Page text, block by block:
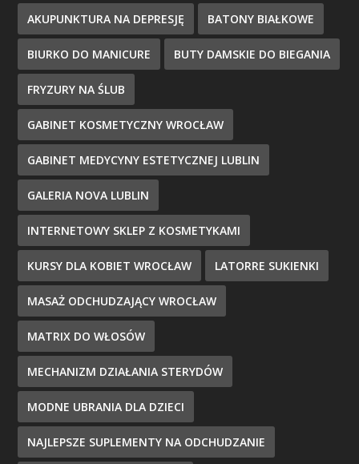
AKUPUNKTURA NA DEPRESJĘ BATONY BIAŁKOWE
BIURKO DO MANICURE BUTY DAMSKIE DO BIEGANIA
FRYZURY NA ŚLUB
GABINET KOSMETYCZNY WROCŁAW
GABINET MEDYCYNY ESTETYCZNEJ LUBLIN
GALERIA NOVA LUBLIN
INTERNETOWY SKLEP Z KOSMETYKAMI
KURSY DLA KOBIET WROCŁAW LATORRE SUKIENKI
MASAŻ ODCHUDZAJĄCY WROCŁAW
MATRIX DO WŁOSÓW
MECHANIZM DZIAŁANIA STERYDÓW
MODNE UBRANIA DLA DZIECI
NAJLEPSZE SUPLEMENTY NA ODCHUDZANIE